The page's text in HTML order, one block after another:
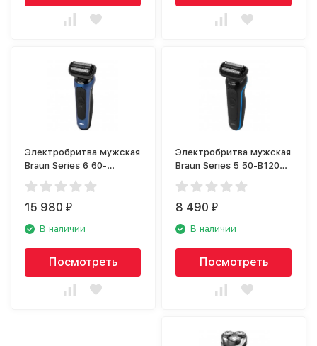
Электробритва мужская
Braun Series 6 60-
B7500cc Blue
15 980₽
В наличии
Посмотреть
Электробритва мужская
Braun Series 5 50-B1200s
Blue
8 490₽
В наличии
Посмотреть